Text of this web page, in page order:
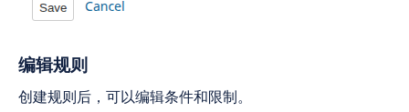
编辑规则
创建规则后，可以编辑条件和限制。